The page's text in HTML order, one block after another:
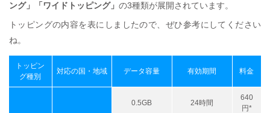
ング」「ワイドトッピング」 の3種類が展開されています。
トッピングの内容を表にしましたので、ぜひ参考にしてください
ね。
トッピン
グ種別
対応の国・地域 データ容量 有効期間 料金
0.5GB 24時間
640
円*